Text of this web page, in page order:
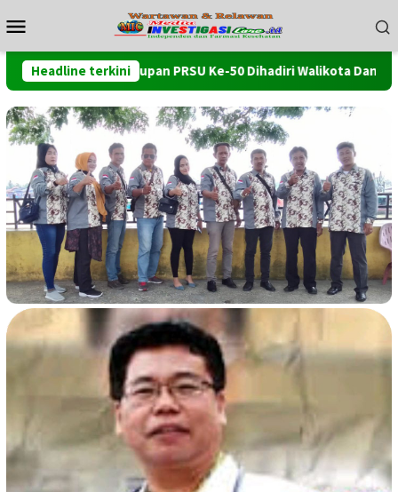
ke
Mobile
Headline terkini
Penutupan PRSU Ke-50 Dihadiri Walikota Dan Wawako